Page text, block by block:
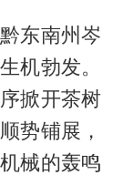
东南州岑
机勃发。
掀开茶树
势铺展，
械的轰鸣